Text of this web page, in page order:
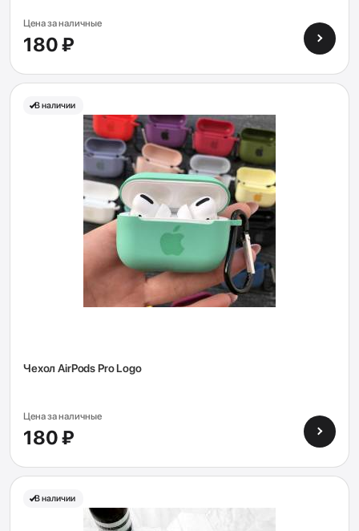
Цена за наличные
180 ₽
В наличии
Чехол AirPods Pro Logo
Цена за наличные
180 ₽
В наличии